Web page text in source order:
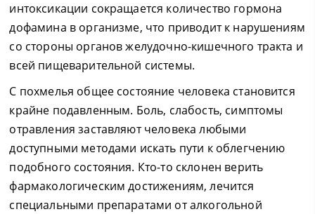
интоксикации сокращается количество гормона
дофамина в организме, что приводит к нарушениям
со стороны органов желудочно-кишечного тракта и
всей пищеварительной системы.
С похмелья общее состояние человека становится
крайне подавленным. Боль, слабость, симптомы
отравления заставляют человека любыми
доступными методами искать пути к облегчению
подобного состояния. Кто-то склонен верить
фармакологическим достижениям, лечится
специальными препаратами от алкогольной